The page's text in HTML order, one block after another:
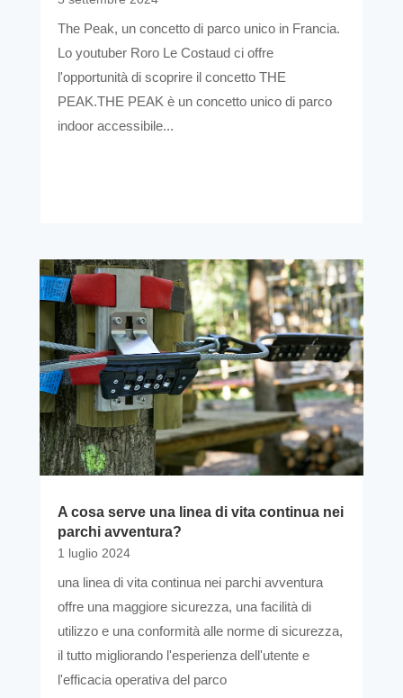
The Peak, un concetto di parco unico in Francia.
Lo youtuber Roro Le Costaud ci offre
l'opportunità di scoprire il concetto THE
PEAK.THE PEAK è un concetto unico di parco
indoor accessibile...
A cosa serve una linea di vita continua nei
parchi avventura?
1 luglio 2024
una linea di vita continua nei parchi avventura
offre una maggiore sicurezza, una facilità di
utilizzo e una conformità alle norme di sicurezza,
il tutto migliorando l'esperienza dell'utente e
l'efficacia operativa del parco